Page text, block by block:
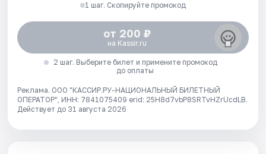
1 шаг. Скопируйте промокод
от 200 ₽
на Kassir.ru
2 шаг. Выберите билет и примените промокод
до оплаты
Реклама. ООО "КАССИР.РУ-НАЦИОНАЛЬНЫЙ БИЛЕТНЫЙ
ОПЕРАТОР", ИНН: 7841075409 erid: 25H8d7vbP8SRTvHZrUcdLB.
Действует до 31 августа 2026